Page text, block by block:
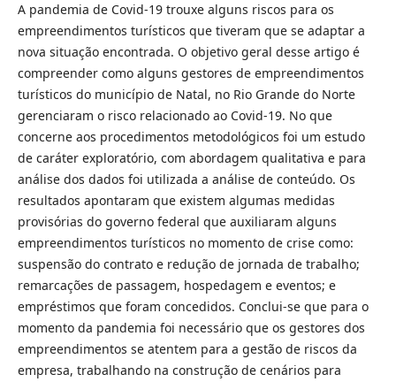
A pandemia de Covid-19 trouxe alguns riscos para os
empreendimentos turísticos que tiveram que se adaptar a
nova situação encontrada. O objetivo geral desse artigo é
compreender como alguns gestores de empreendimentos
turísticos do município de Natal, no Rio Grande do Norte
gerenciaram o risco relacionado ao Covid-19. No que
concerne aos procedimentos metodológicos foi um estudo
de caráter exploratório, com abordagem qualitativa e para
análise dos dados foi utilizada a análise de conteúdo. Os
resultados apontaram que existem algumas medidas
provisórias do governo federal que auxiliaram alguns
empreendimentos turísticos no momento de crise como:
suspensão do contrato e redução de jornada de trabalho;
remarcações de passagem, hospedagem e eventos; e
empréstimos que foram concedidos. Conclui-se que para o
momento da pandemia foi necessário que os gestores dos
empreendimentos se atentem para a gestão de riscos da
empresa, trabalhando na construção de cenários para